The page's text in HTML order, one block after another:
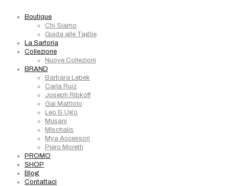
Boutique
Chi Siamo
Guida alle Taglie
La Sartoria
Collezione
Nuove Collezioni
BRAND
Barbara Lebek
Carla Ruiz
Joseph Ribkoff
Gai Mattiolo
Leo & Ugo
Musani
Mischalis
Mya Accessori
Piero Moretti
PROMO
SHOP
Blog
Contattaci